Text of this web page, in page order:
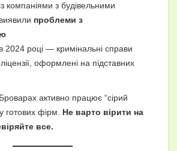
компаніями з будівельними
проблеми з
в 2024 році — кримінальні справи
оформлені на підставних
активно працює “сірий
готових фірм. Не варто вірити на
все.